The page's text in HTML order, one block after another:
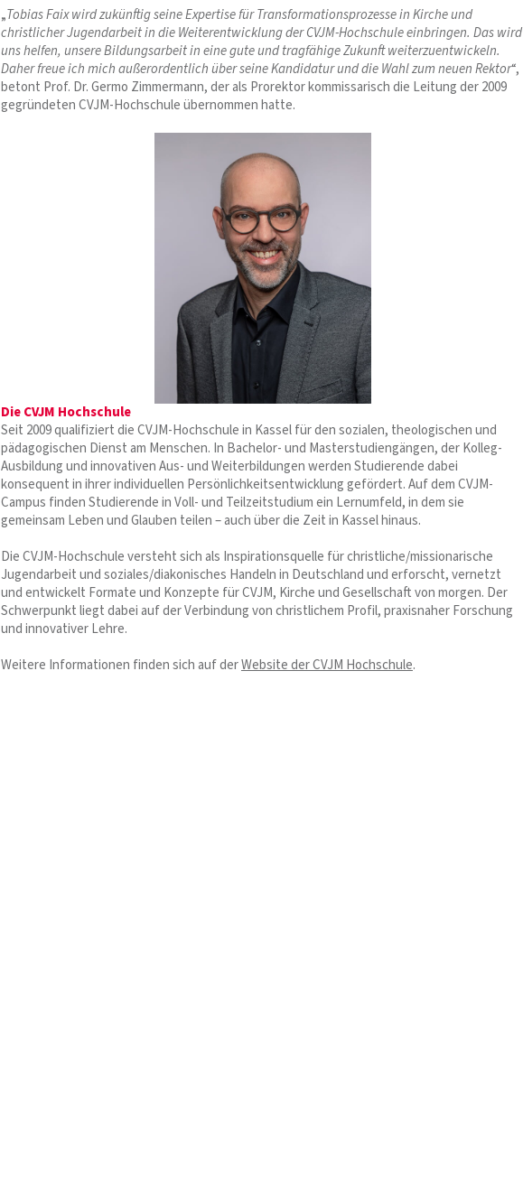
„Tobias Faix wird zukünftig seine Expertise für Transformationsprozesse in Kirche und
christlicher Jugendarbeit in die Weiterentwicklung der CVJM-Hochschule einbringen. Das wird
uns helfen, unsere Bildungsarbeit in eine gute und tragfähige Zukunft weiterzuentwickeln.
Daher freue ich mich außerordentlich über seine Kandidatur und die Wahl zum neuen Rektor“,
betont Prof. Dr. Germo Zimmermann, der als Prorektor kommissarisch die Leitung der 2009
gegründeten CVJM-Hochschule übernommen hatte.
Die CVJM Hochschule
Seit 2009 qualifiziert die CVJM-Hochschule in Kassel für den sozialen, theologischen und
pädagogischen Dienst am Menschen. In Bachelor- und Masterstudiengängen, der Kolleg-
Ausbildung und innovativen Aus- und Weiterbildungen werden Studierende dabei
konsequent in ihrer individuellen Persönlichkeitsentwicklung gefördert. Auf dem CVJM-
Campus finden Studierende in Voll- und Teilzeitstudium ein Lernumfeld, in dem sie
gemeinsam Leben und Glauben teilen – auch über die Zeit in Kassel hinaus.
Die CVJM-Hochschule versteht sich als Inspirationsquelle für christliche/missionarische
Jugendarbeit und soziales/diakonisches Handeln in Deutschland und erforscht, vernetzt
und entwickelt Formate und Konzepte für CVJM, Kirche und Gesellschaft von morgen. Der
Schwerpunkt liegt dabei auf der Verbindung von christlichem Profil, praxisnaher Forschung
und innovativer Lehre.
Weitere Informationen finden sich auf derWebsite der CVJM Hochschule.